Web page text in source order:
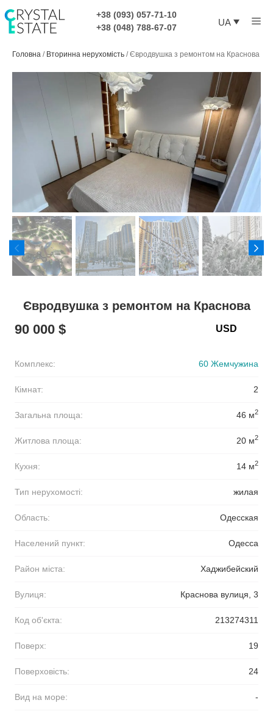
до
контенту
+38 (093) 057-71-10
+38 (048) 788-67-07
UA
Головна / Вторинна нерухомість /Євродвушка з ремонтом на Краснова
Євродвушка з ремонтом на Краснова
90 000 $
Комплекс: 60 Жемчужина
Кімнат: 2
Загальна площа: 46 м2
Житлова площа: 20 м2
Кухня: 14 м2
Тип нерухомості: жилая
Область: Одесская
Населений пункт: Одесса
Район міста: Хаджибейский
Вулиця: Краснова вулиця, 3
Код об'єкта: 213274311
Поверх: 19
Поверховість: 24
Вид на море: -